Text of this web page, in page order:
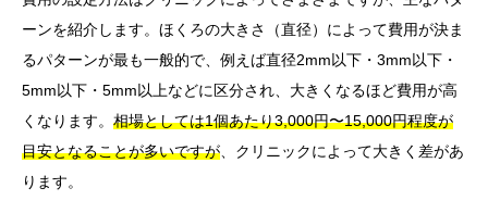
ーンを紹介します。ほくろの大きさ（直径）によって費用が決ま
るパターンが最も一般的で、例えば直径2mm以下・3mm以下・
5mm以下・5mm以上などに区分され、大きくなるほど費用が高
くなります。 相場としては1個あたり3,000円〜15,000円程度が
目安となることが多いですが 、クリニックによって大きく差があ
ります。